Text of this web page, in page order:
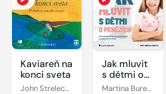
Kaviareň na
konci sveta
John Strelecky
Jak mluvit
s dětmi o
penězích Martina Burešová